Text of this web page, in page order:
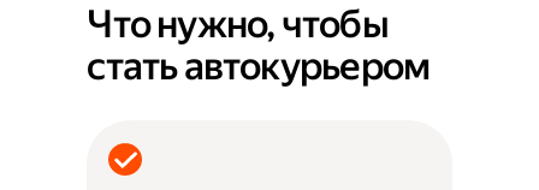
Что нужно, чтобы
стать автокурьером